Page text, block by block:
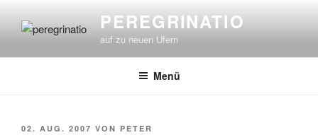
Inhalt
PEREGRINATIO
auf zu neuen Ufern
Menü
VERÖFFENTLICHT
02. AUG. 2007 VON PETER